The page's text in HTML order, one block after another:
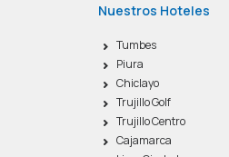
Nuestros Hoteles
Tumbes
Piura
Chiclayo
Trujillo Golf
Trujillo Centro
Cajamarca